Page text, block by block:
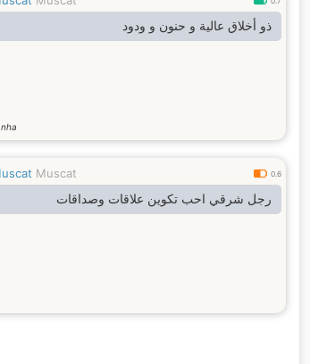
ذو أخلاق عالية و حنون و ودود
Muscat 0.6
رجل شرقي احب تكوين علاقات وصداقات